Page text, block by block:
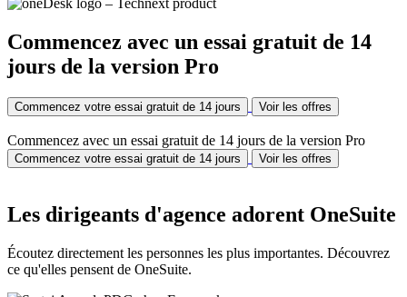
Commencez avec un essai gratuit de 14
jours de la version Pro
Commencez votre essai gratuit de 14 jours Voir les offres
Commencez avec un essai gratuit de 14 jours de la version Pro
Commencez votre essai gratuit de 14 jours Voir les offres
Les dirigeants d'agence adorent OneSuite
Écoutez directement les personnes les plus importantes. Découvrez
ce qu'elles pensent de OneSuite.